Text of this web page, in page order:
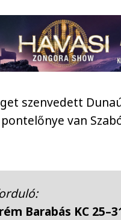
szenvedett
van
Barabás KC